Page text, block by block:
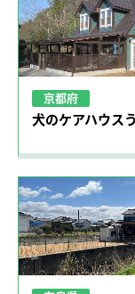
京都府
犬のケアハウス